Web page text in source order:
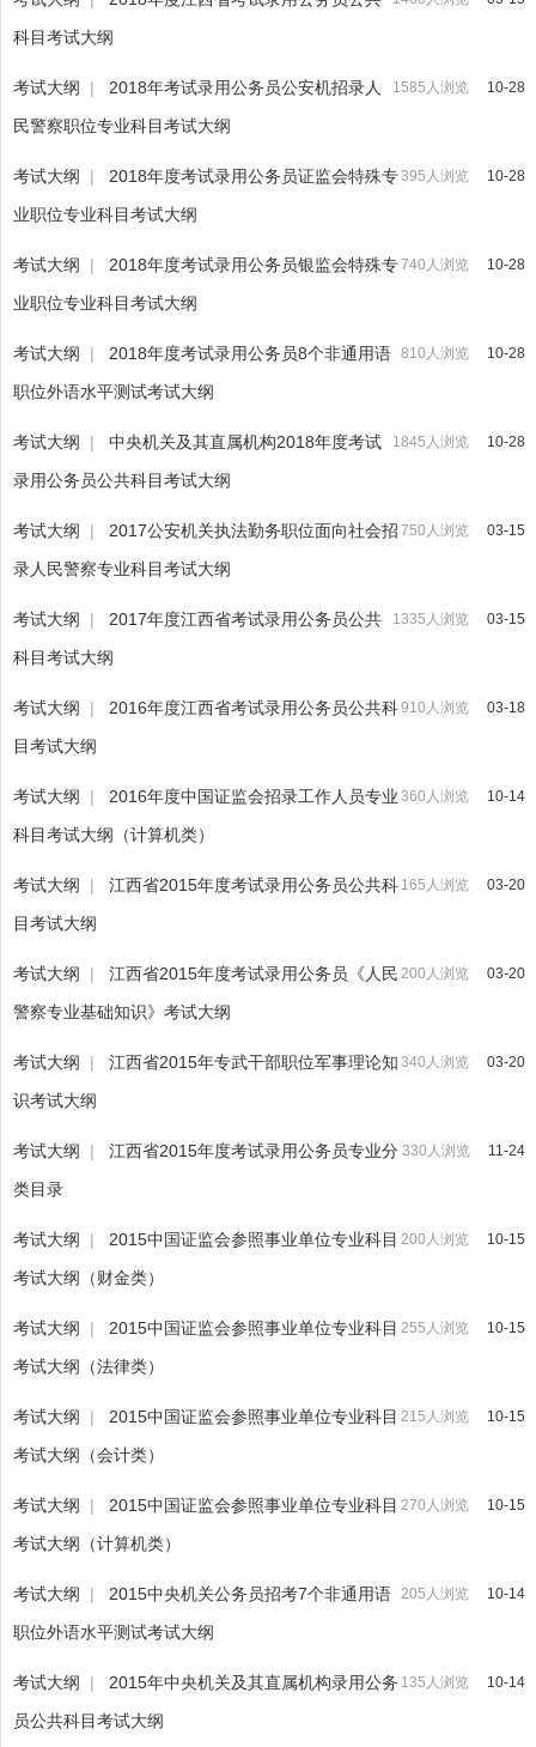
科目考试大纲
10-28
1585人浏览
考试大纲 |
2018年考试录用公务员公安机招录人
民警察职位专业科目考试大纲
10-28
395人浏览
考试大纲 |
2018年度考试录用公务员证监会特殊专
业职位专业科目考试大纲
10-28
740人浏览
考试大纲 |
2018年度考试录用公务员银监会特殊专
业职位专业科目考试大纲
10-28
810人浏览
考试大纲 |
2018年度考试录用公务员8个非通用语
职位外语水平测试考试大纲
10-28
1845人浏览
考试大纲 |
中央机关及其直属机构2018年度考试
录用公务员公共科目考试大纲
03-15
750人浏览
考试大纲 |
2017公安机关执法勤务职位面向社会招
录人民警察专业科目考试大纲
03-15
1335人浏览
考试大纲 |
2017年度江西省考试录用公务员公共
科目考试大纲
03-18
910人浏览
考试大纲 |
2016年度江西省考试录用公务员公共科
目考试大纲
10-14
360人浏览
考试大纲 |
2016年度中国证监会招录工作人员专业
科目考试大纲（计算机类）
03-20
165人浏览
考试大纲 |
江西省2015年度考试录用公务员公共科
目考试大纲
03-20
200人浏览
考试大纲 |
江西省2015年度考试录用公务员《人民
警察专业基础知识》考试大纲
03-20
340人浏览
考试大纲 |
江西省2015年专武干部职位军事理论知
识考试大纲
11-24
330人浏览
考试大纲 |
江西省2015年度考试录用公务员专业分
类目录
10-15
200人浏览
考试大纲 |
2015中国证监会参照事业单位专业科目
考试大纲（财金类）
10-15
255人浏览
考试大纲 |
2015中国证监会参照事业单位专业科目
考试大纲（法律类）
10-15
215人浏览
考试大纲 |
2015中国证监会参照事业单位专业科目
考试大纲（会计类）
10-15
270人浏览
考试大纲 |
2015中国证监会参照事业单位专业科目
考试大纲（计算机类）
10-14
205人浏览
考试大纲 |
2015中央机关公务员招考7个非通用语
职位外语水平测试考试大纲
10-14
135人浏览
考试大纲 |
2015年中央机关及其直属机构录用公务
员公共科目考试大纲